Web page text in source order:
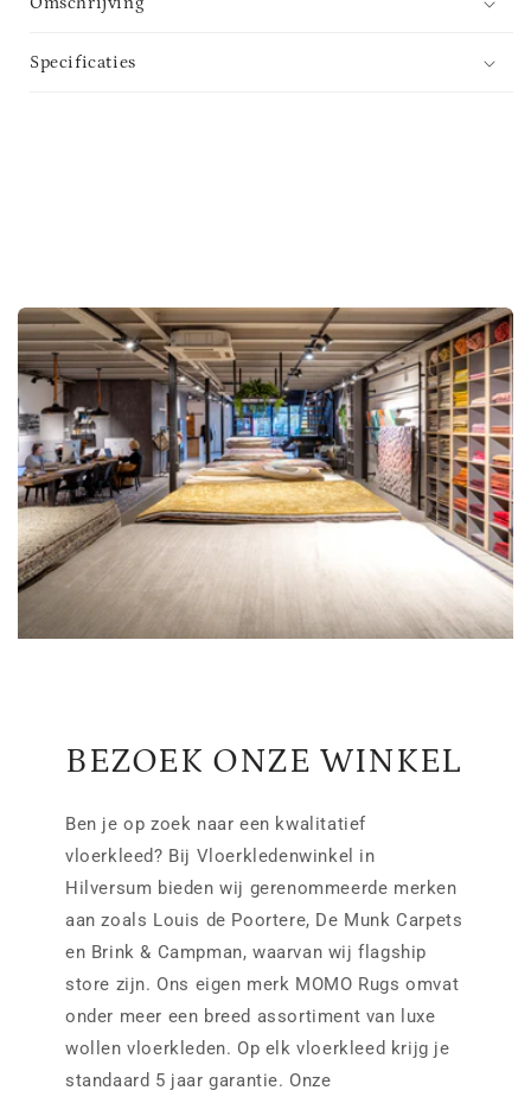
Specificaties
BEZOEK ONZE WINKEL
Ben je op zoek naar een kwalitatief
vloerkleed? Bij Vloerkledenwinkel in
Hilversum bieden wij gerenommeerde merken
aan zoals Louis de Poortere, De Munk Carpets
en Brink & Campman, waarvan wij flagship
store zijn. Ons eigen merk MOMO Rugs omvat
onder meer een breed assortiment van luxe
wollen vloerkleden. Op elk vloerkleed krijg je
standaard 5 jaar garantie. Onze